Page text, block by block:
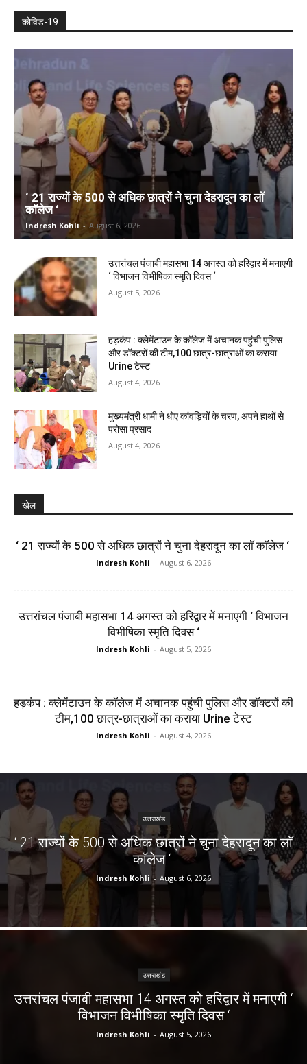
कोविड-19
‘ 21 राज्यों के 500 से अधिक छात्रों ने चुना देहरादून का लाॅ
काॅलेज ‘
Indresh Kohli - August 6, 2026
उत्तरांचल पंजाबी महासभा 14 अगस्त को हरिद्वार में मनाएगी
‘ विभाजन विभीषिका स्मृति दिवस ‘
August 5, 2026
हड़कंप : क्लेमेंटाउन के कॉलेज में अचानक पहुंची पुलिस
और डॉक्टरों की टीम,100 छात्र-छात्राओं का कराया
Urine टेस्ट
August 4, 2026
मुख्यमंत्री धामी ने धोए कांवड़ियों के चरण, अपने हाथों से
परोसा प्रसाद
August 4, 2026
खेल
‘ 21 राज्यों के 500 से अधिक छात्रों ने चुना देहरादून का लाॅ काॅलेज ‘
Indresh Kohli - August 6, 2026
उत्तरांचल पंजाबी महासभा 14 अगस्त को हरिद्वार में मनाएगी ‘ विभाजन
विभीषिका स्मृति दिवस ‘
Indresh Kohli - August 5, 2026
हड़कंप : क्लेमेंटाउन के कॉलेज में अचानक पहुंची पुलिस और डॉक्टरों की
टीम,100 छात्र-छात्राओं का कराया Urine टेस्ट
Indresh Kohli - August 4, 2026
उत्तराखंड
‘ 21 राज्यों के 500 से अधिक छात्रों ने चुना देहरादून का लाॅ
काॅलेज ‘
Indresh Kohli - August 6, 2026
उत्तराखंड
उत्तरांचल पंजाबी महासभा 14 अगस्त को हरिद्वार में मनाएगी ‘
विभाजन विभीषिका स्मृति दिवस ‘
Indresh Kohli - August 5, 2026